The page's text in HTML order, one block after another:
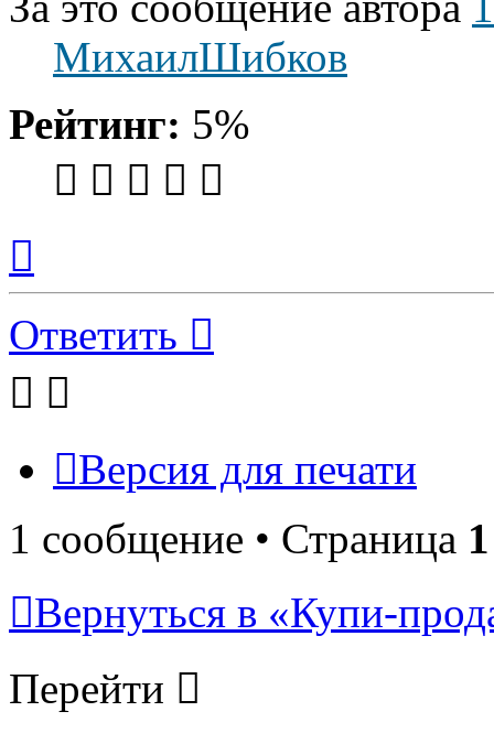
МихаилШибков
Рейтинг: 5%
началу
Ответить
Версия для печати
1 сообщение • Страница 1
Вернуться в «Купи-
Перейти